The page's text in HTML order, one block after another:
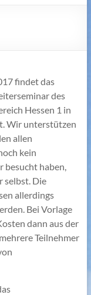
findet das
des
Hessen 1 in
Wir unterstützen
allen
kein
besucht haben,
selbst. Die
allerdings
Bei Vorlage
dann aus der
Teilnehmer